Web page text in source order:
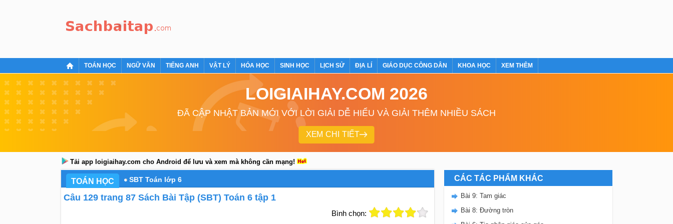
TOÁN HỌC NGỮ VĂN TIẾNG ANH VẬT LÝ HÓA HỌC SINH HỌC LỊCH SỬ ĐỊA LÍ GIÁO DỤC CÔNG DÂN KHOA HỌC XEM THÊM
LOIGIAIHAY.COM 2026
ĐÃ CẬP NHẬT BẢN MỚI VỚI LỜI GIẢI DỄ HIỂU VÀ GIẢI THÊM NHIỀU SÁCH
XEM CHI TIẾT
Tải app loigiaihay.com cho Android để lưu và xem mà không cần mạng!
TOÁN HỌC SBT Toán lớp 6
Câu 129 trang 87 Sách Bài Tập (SBT) Toán 6 tập 1
Bình chọn:
CÁC TÁC PHẨM KHÁC
Bài 9: Tam giác
Bài 8: Đường tròn